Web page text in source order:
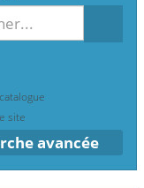
site
avancée